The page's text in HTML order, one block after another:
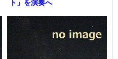
ト」を演奏へ